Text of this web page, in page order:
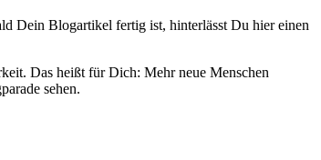
Dein Blogartikel fertig ist, hinterlässt Du hier einen
Das heißt für Dich: Mehr neue Menschen
sehen.